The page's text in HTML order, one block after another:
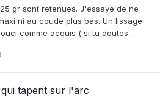
gr sont retenues. J'essaye de ne
ni au coude plus bas. Un lissage
comme acquis ( si tu doutes...
tapent sur l'arc